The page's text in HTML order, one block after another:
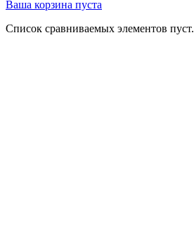
Ваша корзина пуста
Список сравниваемых элементов пуст.